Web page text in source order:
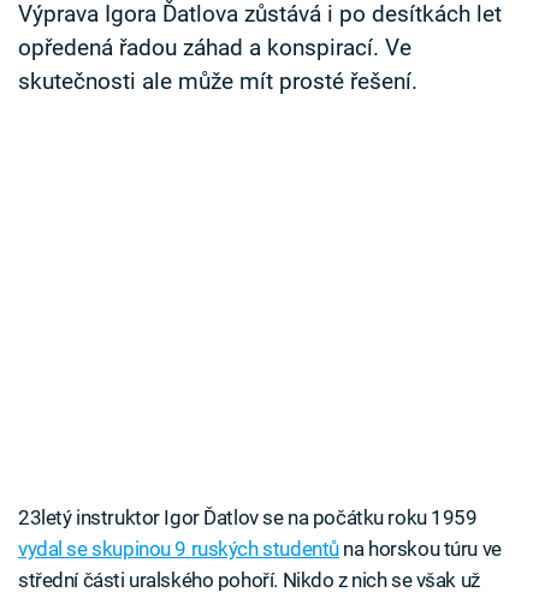
Sledujte nás
Výprava Igora Ďatlova zůstává i po desítkách let
opředená řadou záhad a konspirací. Ve
skutečnosti ale může mít prosté řešení.
23letý instruktor Igor Ďatlov se na počátku roku 1959
vydal se skupinou 9 ruských studentůna horskou túru ve
střední části uralského pohoří. Nikdo z nich se však už